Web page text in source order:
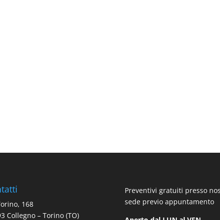
168
Collegno – Torino (TO)
Preventivi gratuiti presso
sede previo appuntamento